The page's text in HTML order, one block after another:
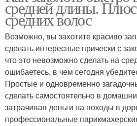
средней длины.
средних волос
Возможно, вы захотите красиво
сделать интересные прически с
что это невозможно сделать на
ошибаетесь, в чем сегодня
Простые и одновременно
сделать самостоятельно в
затрачивая деньги на походы в
профессиональные